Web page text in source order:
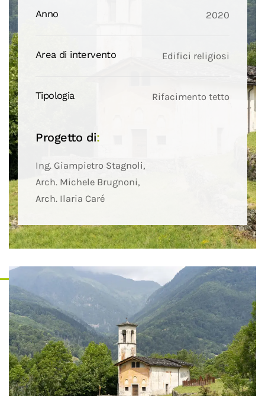
Anno 2020
Area di intervento Edifici religiosi
Tipologia Rifacimento tetto
Progetto di:
Ing. Giampietro Stagnoli,
Arch. Michele Brugnoni,
Arch. Ilaria Caré